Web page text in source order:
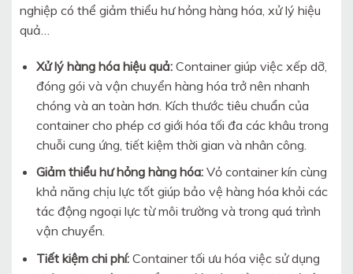
nghiệp có thể giảm thiểu hư hỏng hàng hóa, xử lý hiệu
quả…
Xử lý hàng hóa hiệu quả:Container giúp việc xếp dỡ,
đóng gói và vận chuyển hàng hóa trở nên nhanh
chóng và an toàn hơn. Kích thước tiêu chuẩn của
container cho phép cơ giới hóa tối đa các khâu trong
chuỗi cung ứng, tiết kiệm thời gian và nhân công.
Giảm thiểu hư hỏng hàng hóa:Vỏ container kín cùng
khả năng chịu lực tốt giúp bảo vệ hàng hóa khỏi các
tác động ngoại lực từ môi trường và trong quá trình
vận chuyển.
Tiết kiệm chi phí:Container tối ưu hóa việc sử dụng